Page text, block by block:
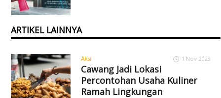
ARTIKEL LAINNYA
Aksi 1 Nov 2025
Cawang Jadi Lokasi
Percontohan Usaha Kuliner
Ramah Lingkungan